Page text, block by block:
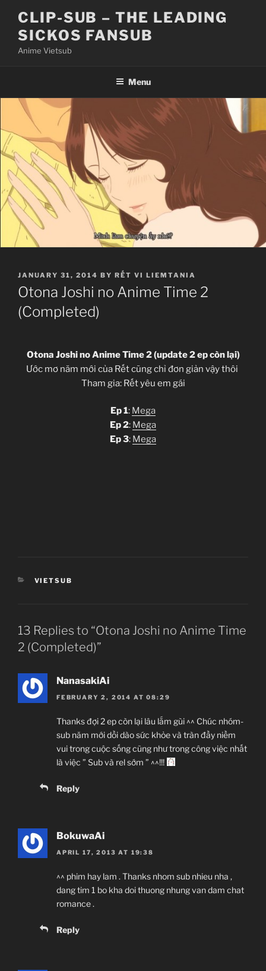
content
CLIP-SUB – THE LEADING
SICKOS FANSUB
Anime Vietsub
Menu
POSTED
ON
JANUARY 31, 2014 BY RẾT VI LIEMTANIA
Otona Joshi no Anime Time 2
(Completed)
Otona Joshi no Anime Time 2 (update 2 ep còn lại)
Ước mơ năm mới của Rết cũng chỉ đơn giản vậy thôi
Tham gia: Rết yêu em gái
Ep 1: Mega
Ep 2: Mega
Ep 3: Mega
CATEGORIES
VIETSUB
13 Replies to “Otona Joshi no Anime Time
2 (Completed)”
NanasakiAi
FEBRUARY 2, 2014 AT 08:29
Thanks đợi 2 ep còn lại lâu lắm gùi ^^ Chúc nhóm-
sub năm mới dồi dào sức khỏe và tràn đầy niềm
vui trong cuộc sống cũng như trong công việc nhất
là việc ” Sub và rel sớm ” ^^!!!
Reply
BokuwaAi
APRIL 17, 2013 AT 19:38
^^ phim hay lam . Thanks nhom sub nhieu nha ,
dang tim 1 bo kha doi thuong nhung van dam chat
romance .
Reply